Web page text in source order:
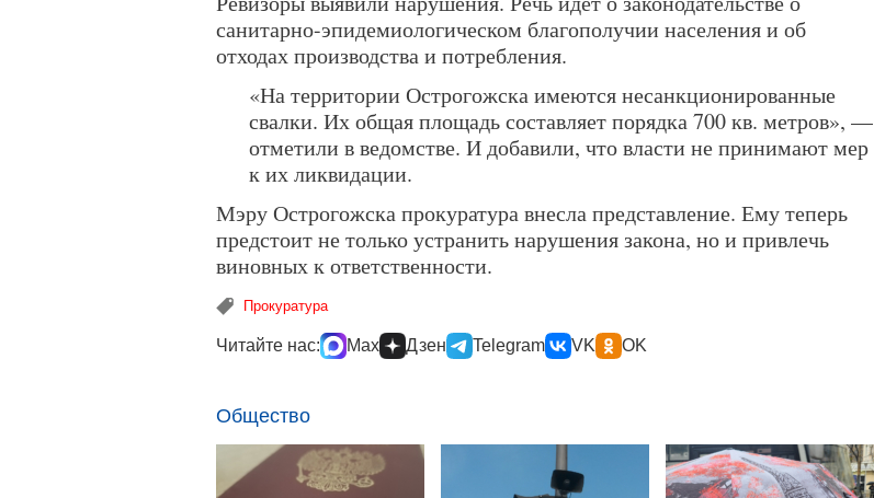
санитарно-эпидемиологическом благополучии населения и об
отходах производства и потребления.
«На территории Острогожска имеются несанкционированные
свалки. Их общая площадь составляет порядка 700 кв. метров», —
отметили в ведомстве. И добавили, что власти не принимают мер
к их ликвидации.
Мэру Острогожска прокуратура внесла представление. Ему теперь
предстоит не только устранить нарушения закона, но и привлечь
виновных к ответственности.
Прокуратура
Читайте нас: Max Дзен Telegram VK OK
Общество